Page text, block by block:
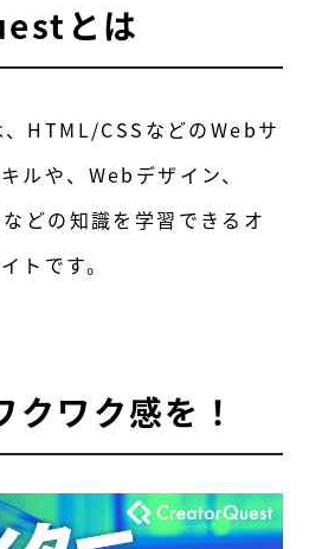
とは
、HTML/CSSなどのWebサ
ルや、Webデザイン、
どの知識を学習できるオ
トです。
クワク感を！